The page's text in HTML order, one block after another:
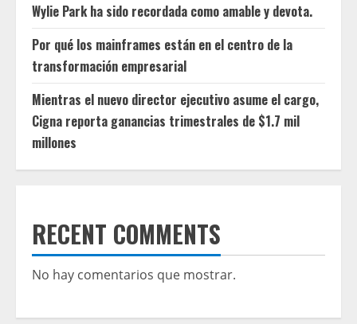
Wylie Park ha sido recordada como amable y devota.
Por qué los mainframes están en el centro de la
transformación empresarial
Mientras el nuevo director ejecutivo asume el cargo,
Cigna reporta ganancias trimestrales de $1.7 mil
millones
RECENT COMMENTS
No hay comentarios que mostrar.